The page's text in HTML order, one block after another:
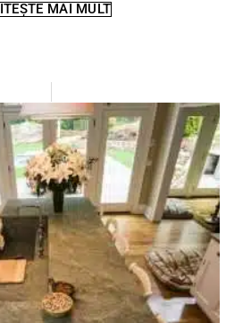
MAI MULT